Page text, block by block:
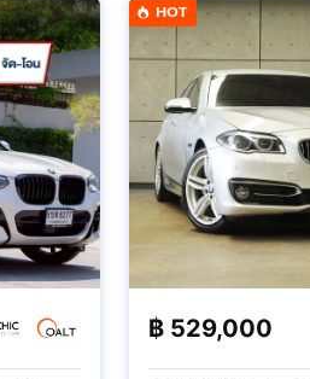
HOT
฿ 529,000